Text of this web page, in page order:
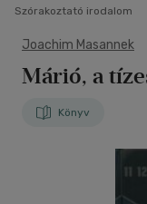
Szórakoztató irodalom
Joachim Masannek
Márió, a
Könyv